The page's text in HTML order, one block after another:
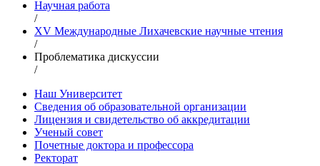
Научная работа
/
XV Международные Лихачевские научные чтения
/
Проблематика дискуссии
/
Наш Университет
Сведения об образовательной организации
Лицензия и свидетельство об аккредитации
Ученый совет
Почетные доктора и профессора
Ректорат